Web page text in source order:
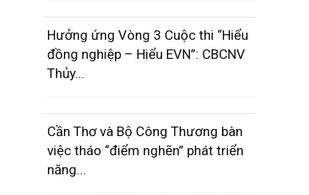
Hưởng ứng Vòng 3 Cuộc thi “Hiểu
đồng nghiệp – Hiểu EVN”: CBCNV
Thủy...
Cần Thơ và Bộ Công Thương bàn
việc tháo “điểm nghẽn” phát triển
năng...